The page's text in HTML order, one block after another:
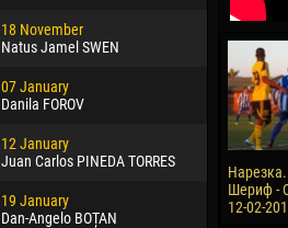
18 November
Natus Jamel SWEN
07 January
Danila FOROV
12 January
Juan Carlos PINEDA TORRES
19 January
Dan-Angelo BOȚAN
20 March
22 March
Samba
26 March
Vitor Hugo
28 March
Raí
Шериф -
12-02-